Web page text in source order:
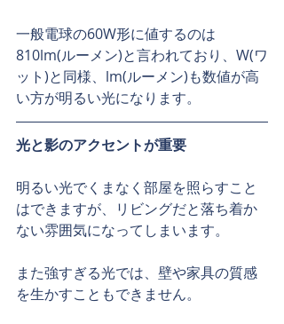
一般電球の60W形に値するのは
810lm(ルーメン)と言われており、W(ワ
ット)と同様、lm(ルーメン)も数値が高
い方が明るい光になります。
光と影のアクセントが重要
明るい光でくまなく部屋を照らすこと
はできますが、リビングだと落ち着か
ない雰囲気になってしまいます。
また強すぎる光では、壁や家具の質感
を生かすこともできません。